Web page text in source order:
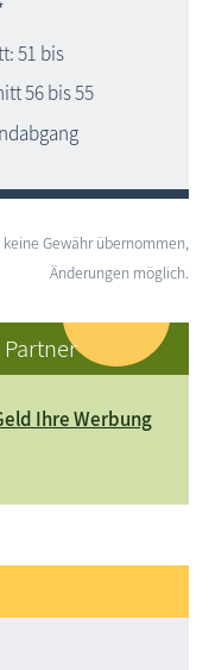
51 bis
56 bis 55
Gewähr übernommen,
Änderungen möglich.
Ihre Werbung